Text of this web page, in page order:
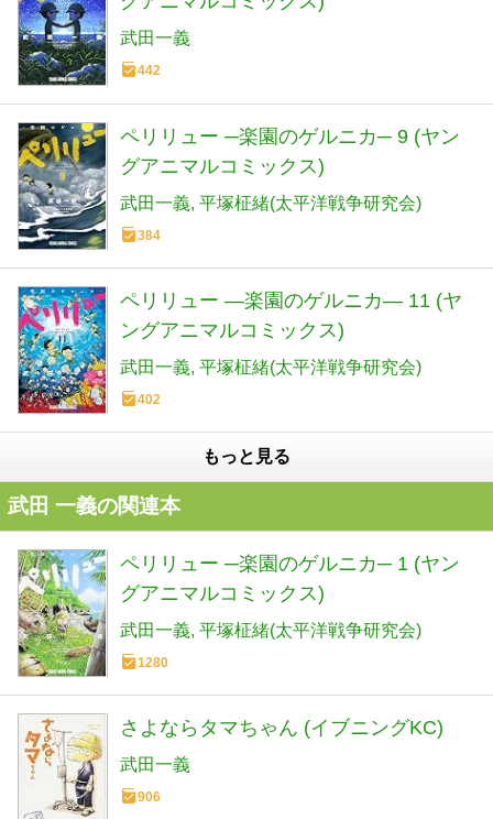
武田一義
442
ペリリュー ─楽園のゲルニカ─ 9 (ヤン
グアニマルコミックス)
武田一義 平塚柾緒(太平洋戦争研究会)
384
ペリリュー ―楽園のゲルニカ― 11 (ヤ
ングアニマルコミックス)
武田一義 平塚柾緒(太平洋戦争研究会)
402
もっと見る
武田 一義の関連本
ペリリュー ─楽園のゲルニカ─ 1 (ヤン
グアニマルコミックス)
武田一義 平塚柾緒(太平洋戦争研究会)
1280
さよならタマちゃん (イブニングKC)
武田一義
906